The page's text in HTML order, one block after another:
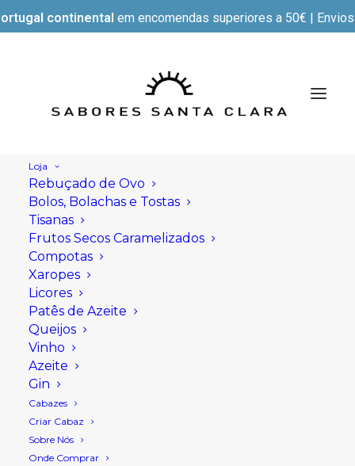
continental em encomendas superiores a 50€ |
Loja
Rebuçado de Ovo
Bolos, Bolachas e Tostas
Tisanas
Frutos Secos Caramelizados
Compotas
Xaropes
Licores
Patês de Azeite
Queijos
Vinho
Azeite
Gin
Cabazes
Criar Cabaz
Sobre Nós
Onde Comprar